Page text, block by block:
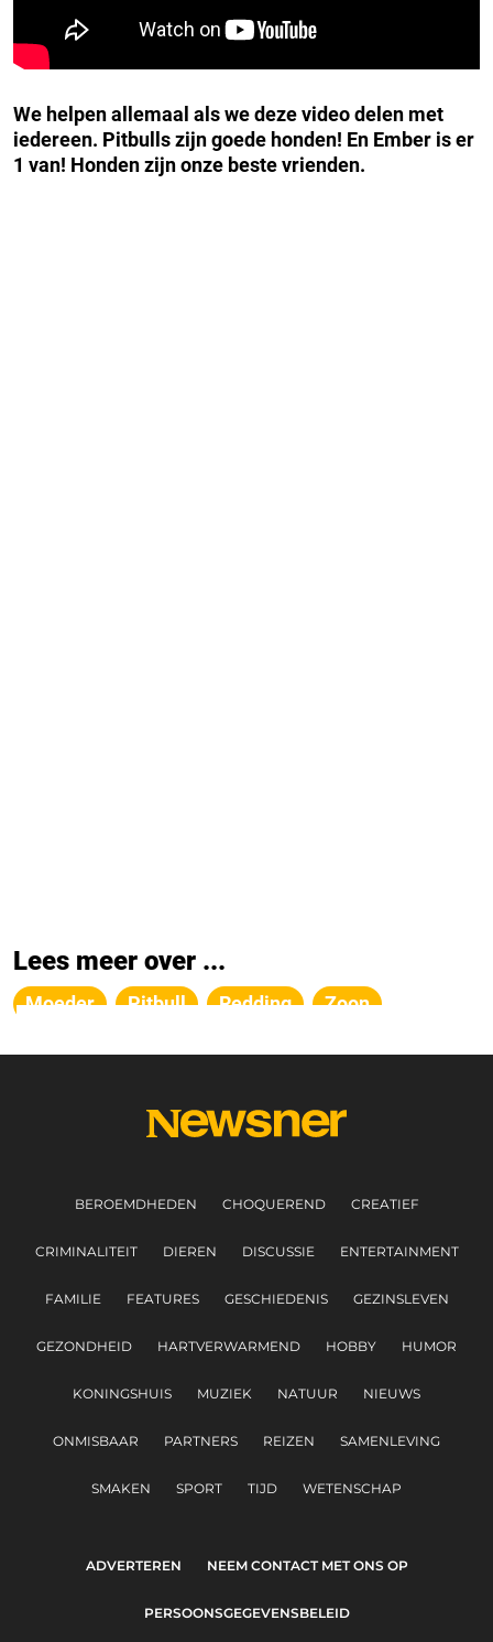
We helpen allemaal als we deze video delen met
iedereen. Pitbulls zijn goede honden! En Ember is er
1 van! Honden zijn onze beste vrienden.
Lees meer over ...
Moeder Pitbull Redding Zoon
BEROEMDHEDEN CHOQUEREND CREATIEF
CRIMINALITEIT DIEREN DISCUSSIE ENTERTAINMENT
FAMILIE FEATURES GESCHIEDENIS GEZINSLEVEN
GEZONDHEID HARTVERWARMEND HOBBY HUMOR
KONINGSHUIS MUZIEK NATUUR NIEUWS
ONMISBAAR PARTNERS REIZEN SAMENLEVING
SMAKEN SPORT TIJD WETENSCHAP
ADVERTEREN NEEM CONTACT MET ONS OP
PERSOONSGEGEVENSBELEID